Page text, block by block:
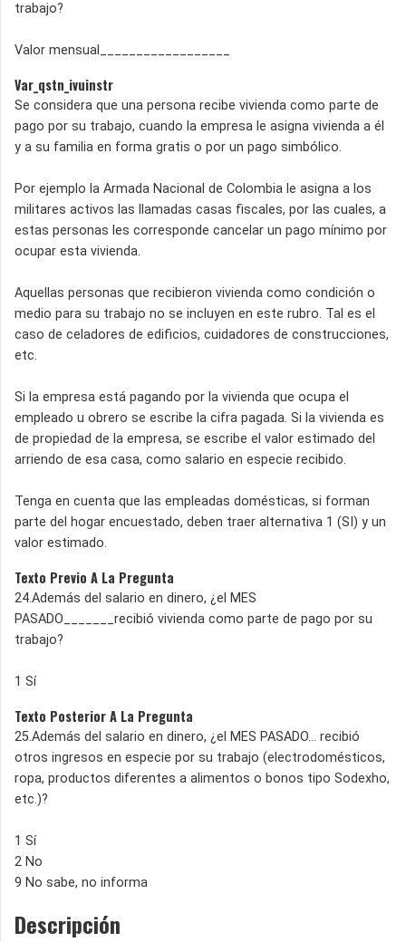
trabajo?
Valor mensual__________________
Var_qstn_ivuinstr
Se considera que una persona recibe vivienda como parte de
pago por su trabajo, cuando la empresa le asigna vivienda a él
y a su familia en forma gratis o por un pago simbólico.
Por ejemplo la Armada Nacional de Colombia le asigna a los
militares activos las llamadas casas fiscales, por las cuales, a
estas personas les corresponde cancelar un pago mínimo por
ocupar esta vivienda.
Aquellas personas que recibieron vivienda como condición o
medio para su trabajo no se incluyen en este rubro. Tal es el
caso de celadores de edificios, cuidadores de construcciones,
etc.
Si la empresa está pagando por la vivienda que ocupa el
empleado u obrero se escribe la cifra pagada. Si la vivienda es
de propiedad de la empresa, se escribe el valor estimado del
arriendo de esa casa, como salario en especie recibido.
Tenga en cuenta que las empleadas domésticas, si forman
parte del hogar encuestado, deben traer alternativa 1 (SI) y un
valor estimado.
Texto Previo A La Pregunta
24.Además del salario en dinero, ¿el MES
PASADO_______recibió vivienda como parte de pago por su
trabajo?
1 Sí
Texto Posterior A La Pregunta
25.Además del salario en dinero, ¿el MES PASADO... recibió
otros ingresos en especie por su trabajo (electrodomésticos,
ropa, productos diferentes a alimentos o bonos tipo Sodexho,
etc.)?
1 Sí
2 No
9 No sabe, no informa
Descripción